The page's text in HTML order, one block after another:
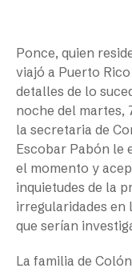
Ponce, quien
viajó a Puerto
detalles de lo
noche del martes,
la secretaria de
Escobar Pabón le
el momento y
inquietudes de la
irregularidades en
que serían
La familia de